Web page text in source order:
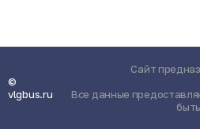
©
vlgbus.ru
Сайт
Все данные